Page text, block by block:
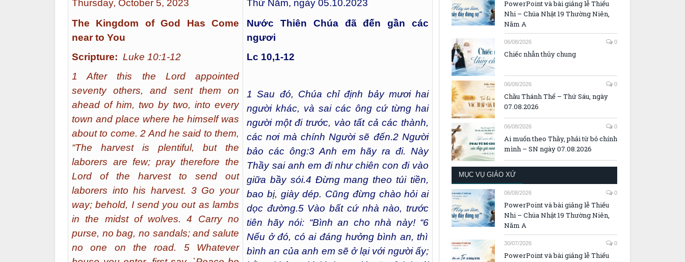
Thursday, October 5, 2023
The Kingdom of God Has Come
near to You
Scripture: Luke 10:1-12
1 After this the Lord appointed
seventy others, and sent them on
ahead of him, two by two, into every
town and place where he himself was
about to come. 2 And he said to them,
“The harvest is plentiful, but the
laborers are few; pray therefore the
Lord of the harvest to send out
laborers into his harvest. 3 Go your
way; behold, I send you out as lambs
in the midst of wolves. 4 Carry no
purse, no bag, no sandals; and salute
no one on the road. 5 Whatever
Thứ Năm, ngày 05.10.2023
Nước Thiên Chúa đã đến gần các
ngươi
Lc 10,1-12
1 Sau đó, Chúa chỉ định bảy mươi hai
người khác, và sai các ông cứ từng hai
người một đi trước, vào tất cả các thành,
các nơi mà chính Người sẽ đến.2Người
bảo các ông:3Anh em hãy ra đi. Này
Thầy sai anh em đi như chiên con đi vào
giữa bầy sói.4 Đừng mang theo túi tiền,
bao bị, giày dép. Cũng đừng chào hỏi ai
dọc đường.5Vào bất cứ nhà nào, trước
tiên hãy nói: “Bình an cho nhà này! “6
Nếu ở đó, có ai đáng hưởng bình an, thì
bình an của anh em sẽ ở lại với người ấy;
PowerPoint và bài giảng lễ Thiếu
Nhi – Chúa Nhật 19 Thường Niên,
Năm A
06/08/2026 0
Chiếc nhẫn thủy chung
06/08/2026 0
Chầu Thánh Thể – Thứ Sáu, ngày
07.08.2026
06/08/2026 0
Ai muốn theo Thầy, phải từ bỏ chính
mình – SN ngày 07.08.2026
MỤC VỤ GIÁO XỨ
06/08/2026 0
PowerPoint và bài giảng lễ Thiếu
Nhi – Chúa Nhật 19 Thường Niên,
Năm A
30/07/2026 0
PowerPoint và bài giảng lễ Thiếu